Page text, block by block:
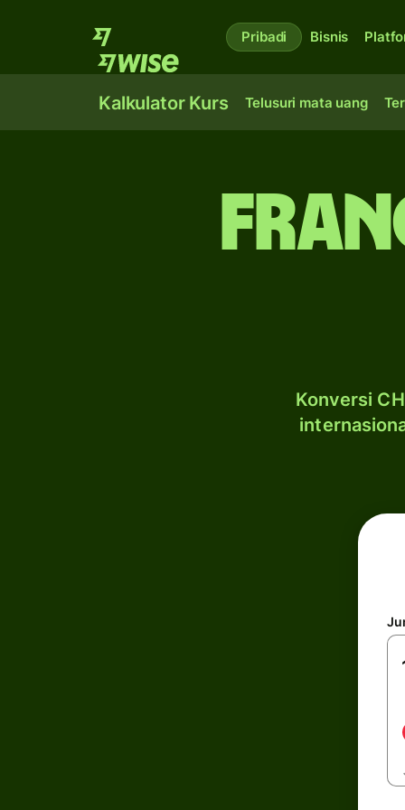
Pribadi Bisnis
Kalkulator Kurs Telusuri mata uang
Konversi